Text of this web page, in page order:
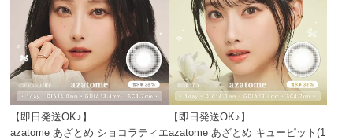
【即日発送OK♪】
azatome あざとめ ショコラティエ
【即日発送OK♪】
azatome あざとめ キューピット(1